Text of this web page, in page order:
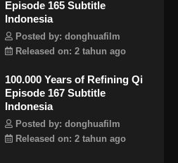
kebenaran tentang
selangkah demi selangkah, dan
manusia, iblis, dan abadi
dia menjadi dewa dengan satu
Xu Yang!
Episode 165 Subtitle
Indonesia
Posted by: donghuafilm
Released on: 2 tahun ago
100.000 Years of Refining Qi
Episode 167 Subtitle
Indonesia
Posted by: donghuafilm
Released on: 2 tahun ago